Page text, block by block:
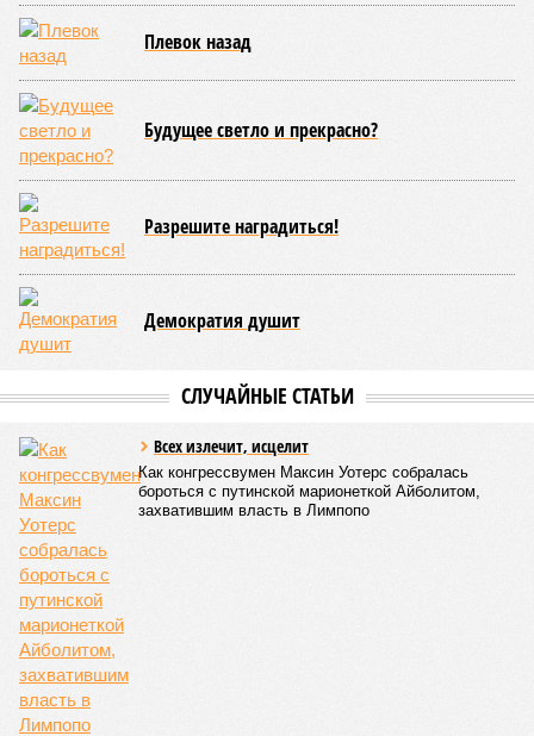
Плевок назад
Будущее светло и прекрасно?
Разрешите наградиться!
Демократия душит
СЛУЧАЙНЫЕ СТАТЬИ
Всех излечит, исцелит
Как конгрессвумен Максин Уотерс собралась
бороться с путинской марионеткой Айболитом,
захватившим власть в Лимпопо